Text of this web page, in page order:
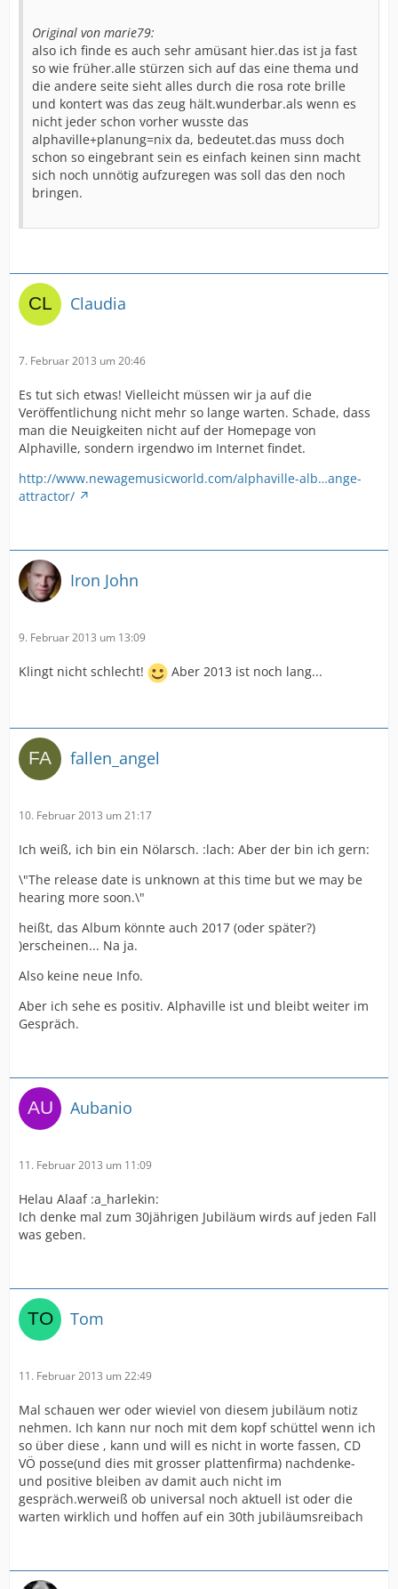
Original von marie79:
also ich finde es auch sehr amüsant hier.das ist ja fast
so wie früher.alle stürzen sich auf das eine thema und
die andere seite sieht alles durch die rosa rote brille
und kontert was das zeug hält.wunderbar.als wenn es
nicht jeder schon vorher wusste das
alphaville+planung=nix da, bedeutet.das muss doch
schon so eingebrant sein es einfach keinen sinn macht
sich noch unnötig aufzuregen was soll das den noch
bringen.
Claudia
7. Februar 2013 um 20:46
Es tut sich etwas! Vielleicht müssen wir ja auf die
Veröffentlichung nicht mehr so lange warten. Schade, dass
man die Neuigkeiten nicht auf der Homepage von
Alphaville, sondern irgendwo im Internet findet.
http://www.newagemusicworld.com/alphaville-alb…ange-
attractor/
Iron John
9. Februar 2013 um 13:09
Klingt nicht schlecht! Aber 2013 ist noch lang...
fallen_angel
10. Februar 2013 um 21:17
Ich weiß, ich bin ein Nölarsch. :lach: Aber der bin ich gern:
\"The release date is unknown at this time but we may be
hearing more soon.\"
heißt, das Album könnte auch 2017 (oder später?)
)erscheinen... Na ja.
Also keine neue Info.
Aber ich sehe es positiv. Alphaville ist und bleibt weiter im
Gespräch.
Aubanio
11. Februar 2013 um 11:09
Helau Alaaf :a_harlekin:
Ich denke mal zum 30jährigen Jubiläum wirds auf jeden Fall
was geben.
Tom
11. Februar 2013 um 22:49
Mal schauen wer oder wieviel von diesem jubiläum notiz
nehmen. Ich kann nur noch mit dem kopf schüttel wenn ich
so über diese , kann und will es nicht in worte fassen, CD
VÖ posse(und dies mit grosser plattenfirma) nachdenke-
und positive bleiben av damit auch nicht im
gespräch.werweiß ob universal noch aktuell ist oder die
warten wirklich und hoffen auf ein 30th jubiläumsreibach